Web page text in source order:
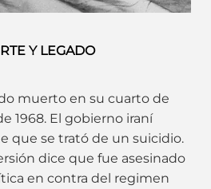
Y LEGADO
muerto en su cuarto de
1968. El gobierno iraní
que se trató de un suicidio.
dice que fue asesinado
en contra del regimen